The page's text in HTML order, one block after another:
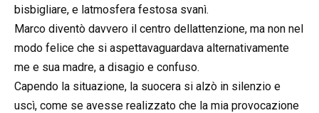
bisbigliare, e latmosfera festosa svanì.
Marco diventò davvero il centro dellattenzione, ma non nel
modo felice che si aspettavaguardava alternativamente
me e sua madre, a disagio e confuso.
Capendo la situazione, la suocera si alzò in silenzio e
uscì, come se avesse realizzato che la mia provocazione